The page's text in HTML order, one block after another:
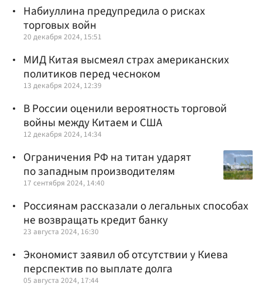
Набиуллина предупредила о рисках
торговых войн
20 декабря 2024, 15:51
МИД Китая высмеял страх американских
политиков перед чесноком
13 декабря 2024, 12:39
В России оценили вероятность торговой
войны между Китаем и США
12 декабря 2024, 14:34
Ограничения РФ на титан ударят
по западным производителям
17 сентября 2024, 14:40
Россиянам рассказали о легальных способах
не возвращать кредит банку
23 августа 2024, 16:30
Экономист заявил об отсутствии у Киева
перспектив по выплате долга
05 августа 2024, 17:44